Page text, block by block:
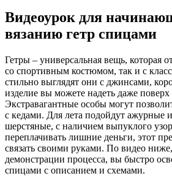
Видеоурок для
вязанию гетр спицами
Гетры – универсальная вещь, которая
со спортивным костюмом, так и с
стильно выглядят они с джинсами,
изделие вы можете надеть даже поверх
Экстравагантные особы могут
с кедами. Для лета подойдут ажурные
шерстяные, с наличием выпуклого
переплачивать лишние деньги, этот
связать своими руками. По видео
демонстрации процесса, вы быстро
спицами с описанием и схемами.